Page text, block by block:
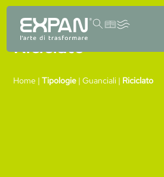
contenuto
Riciclato
Home |Tipologie |Guanciali | Riciclato